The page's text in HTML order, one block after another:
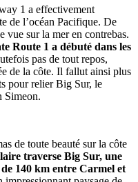
1 a effectivement
de l’océan Pacifique. De
vue sur la mer en contrebas.
Route 1 a débuté dans les
pas de tout repos,
de la côte. Il fallut ainsi plus
pour relier Big Sur, le
Simeon.
de toute beauté sur la côte
traverse Big Sur, une
140 km entre Carmel et